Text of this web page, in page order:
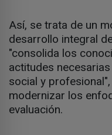
Así, se trata de un
desarrollo integral
"consolida los
actitudes
social y
modernizar los
evaluación.